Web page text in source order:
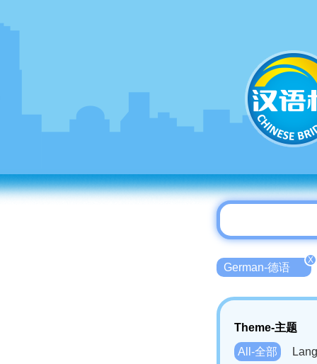
German-德语
X
Theme-主题
All-全部